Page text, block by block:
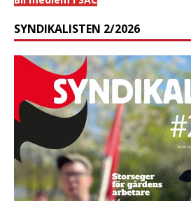
SYNDIKALISTEN 2/2026